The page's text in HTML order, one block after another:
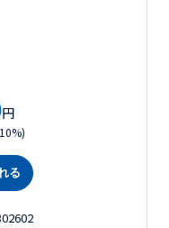
円
る